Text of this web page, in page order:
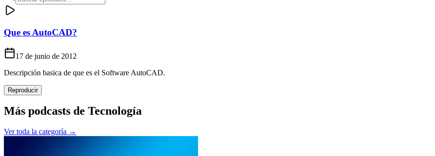
Que es AutoCAD?
17 de junio de 2012
Descripción basica de que es el Software AutoCAD.
Reproducir
Más podcasts de Tecnología
Ver toda la categoría →